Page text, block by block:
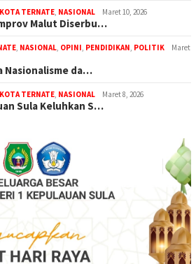
KOTA TERNATE, NASIONAL Maret 10, 2026
Malut Diserbu…
, NASIONAL, OPINI, PENDIDIKAN, POLITIK
Maret
Nasionalisme da…
KOTA TERNATE, NASIONAL Maret 8, 2026
Sula Keluhkan S…